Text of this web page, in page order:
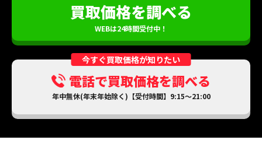
買取価格を調べる
WEBは24時間受付中！
今すぐ買取価格が知りたい
電話で買取価格を調べる
年中無休(年末年始除く)【受付時間】9:15～21:00